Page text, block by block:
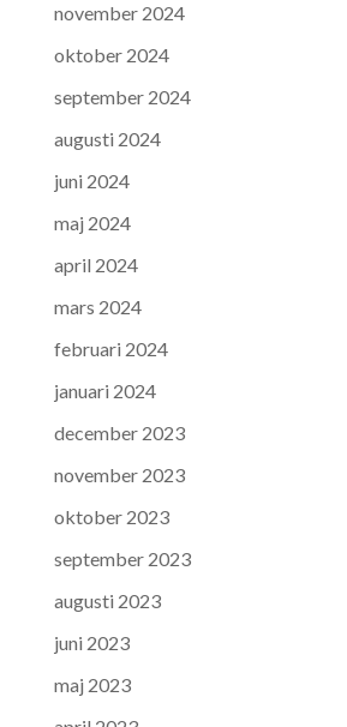
november 2024
oktober 2024
september 2024
augusti 2024
juni 2024
maj 2024
april 2024
mars 2024
februari 2024
januari 2024
december 2023
november 2023
oktober 2023
september 2023
augusti 2023
juni 2023
maj 2023